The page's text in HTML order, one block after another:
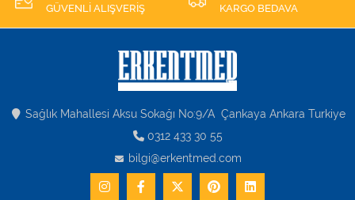
GÜVENLİ ALIŞVERİŞ KARGO BEDAVA
Sağlık Mahallesi Aksu Sokağı No:9/A Çankaya Ankara Turkiye
0312 433 30 55
bilgi@erkentmed.com